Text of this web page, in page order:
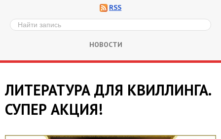
RSS
НОВОСТИ
​ЛИТЕРАТУРА ДЛЯ КВИЛЛИНГА.
СУПЕР АКЦИЯ!